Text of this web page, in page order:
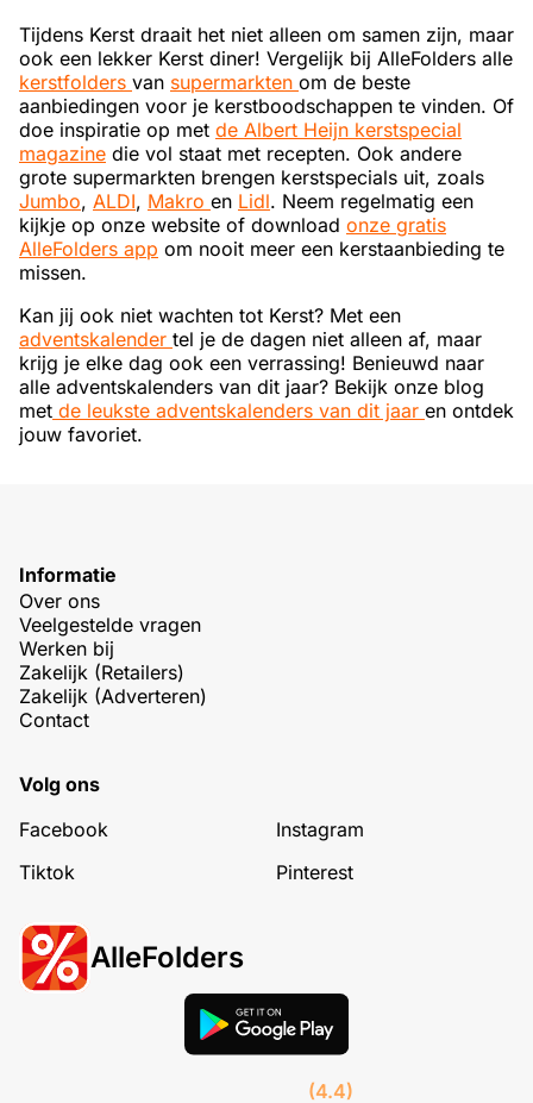
Tijdens Kerst draait het niet alleen om samen zijn, maar
ook een lekker Kerst diner! Vergelijk bij AlleFolders alle
kerstfolders van supermarkten om de beste
aanbiedingen voor je kerstboodschappen te vinden. Of
doe inspiratie op met de Albert Heijn kerstspecial
magazine die vol staat met recepten. Ook andere
grote supermarkten brengen kerstspecials uit, zoals
Jumbo, ALDI, Makro en Lidl. Neem regelmatig een
kijkje op onze website of download onze gratis
AlleFolders app om nooit meer een kerstaanbieding te
missen.
Kan jij ook niet wachten tot Kerst? Met een
adventskalender tel je de dagen niet alleen af, maar
krijg je elke dag ook een verrassing! Benieuwd naar
alle adventskalenders van dit jaar? Bekijk onze blog
met de leukste adventskalenders van dit jaar en ontdek
jouw favoriet.
Informatie
Over ons
Veelgestelde vragen
Werken bij
Zakelijk (Retailers)
Zakelijk (Adverteren)
Contact
Volg ons
Facebook
Instagram
Tiktok
Pinterest
AlleFolders
(4.4)